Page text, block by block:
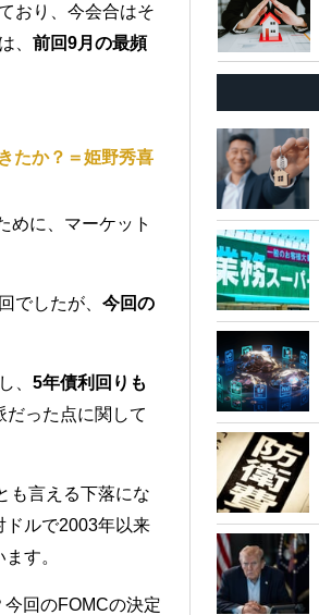
おり、今会合はそ
、 前回9月の最頻
たか？＝姫野秀喜
めに、マーケット
でしたが、 今回の
、 5年債利回りも
だった点に関して
も言える下落にな
ドルで2003年以来
す。
回のFOMCの決定